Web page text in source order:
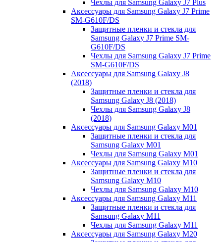
Чехлы для Samsung Galaxy J7 Plus
Аксессуары для Samsung Galaxy J7 Prime
SM-G610F/DS
Защитные пленки и стекла для
Samsung Galaxy J7 Prime SM-
G610F/DS
Чехлы для Samsung Galaxy J7 Prime
SM-G610F/DS
Аксессуары для Samsung Galaxy J8
(2018)
Защитные пленки и стекла для
Samsung Galaxy J8 (2018)
Чехлы для Samsung Galaxy J8
(2018)
Аксессуары для Samsung Galaxy M01
Защитные пленки и стекла для
Samsung Galaxy M01
Чехлы для Samsung Galaxy M01
Аксессуары для Samsung Galaxy M10
Защитные пленки и стекла для
Samsung Galaxy M10
Чехлы для Samsung Galaxy M10
Аксессуары для Samsung Galaxy M11
Защитные пленки и стекла для
Samsung Galaxy M11
Чехлы для Samsung Galaxy M11
Аксессуары для Samsung Galaxy M20